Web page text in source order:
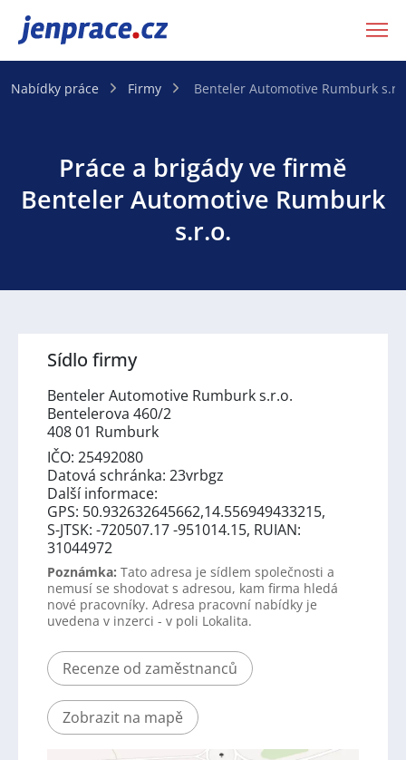
JenPráce.cz
Nabídky práce Firmy Benteler Automotive Rumburk
Práce a brigády ve firmě
Benteler Automotive Rumburk
s.r.o.
Sídlo firmy
Benteler Automotive Rumburk s.r.o.
Bentelerova 460/2
408 01 Rumburk
IČO: 25492080
Datová schránka: 23vrbgz
Další informace:
GPS: 50.932632645662,14.556949433215,
S-JTSK: -720507.17 -951014.15, RUIAN:
31044972
Poznámka: Tato adresa je sídlem společnosti a
nemusí se shodovat s adresou, kam firma hledá
nové pracovníky. Adresa pracovní nabídky je
uvedena v inzerci - v poli Lokalita.
Recenze od zaměstnanců
Zobrazit na mapě